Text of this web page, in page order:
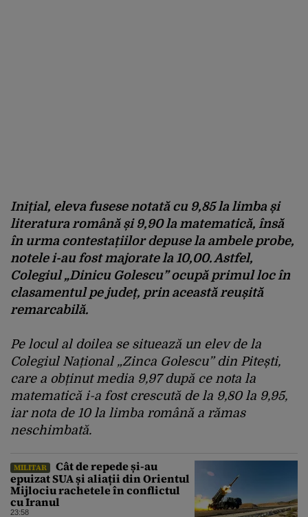
Inițial, eleva fusese notată cu 9,85 la limba și
literatura română și 9,90 la matematică, însă
în urma contestațiilor depuse la ambele probe,
notele i-au fost majorate la 10,00. Astfel,
Colegiul „Dinicu Golescu” ocupă primul loc în
clasamentul pe județ, prin această reușită
remarcabilă.
Pe locul al doilea se situează un elev de la
Colegiul Național „Zinca Golescu” din Pitești,
care a obținut media 9,97 după ce nota la
matematică i-a fost crescută de la 9,80 la 9,95,
iar nota de 10 la limba română a rămas
neschimbată.
MILITAR
Cât de repede și-au
epuizat SUA și aliații din Orientul
Mijlociu rachetele în conflictul
cu Iranul
23:58